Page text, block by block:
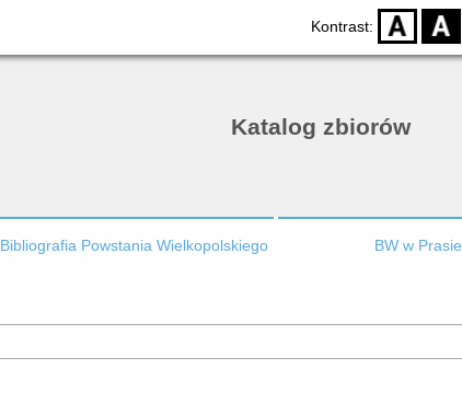
Kontrast: D BW
Katalog zbiorów
Bibliografia Powstania Wielkopolskiego BW w Prasie